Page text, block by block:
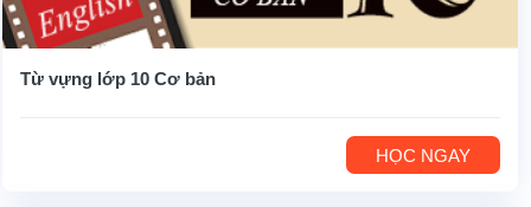
Từ vựng lớp 10 Cơ bản
HỌC NGAY